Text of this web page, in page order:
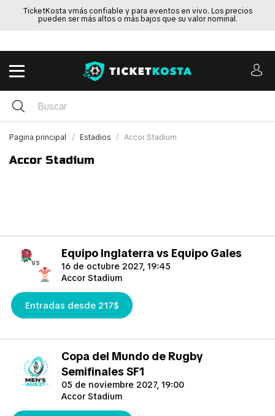
TicketKosta vmás confiable y para eventos en vivo. Los precios
pueden ser más altos o más bajos que su valor nominal.
Pagina principal Estadios Accor Stadium
Accor Stadium
vs
Equipo Inglaterra vs Equipo Gales
16 de octubre 2027, 19:45
Accor Stadium
Entradas desde 217$
Copa del Mundo de Rugby
Semifinales SF1
05 de noviembre 2027, 19:00
Accor Stadium